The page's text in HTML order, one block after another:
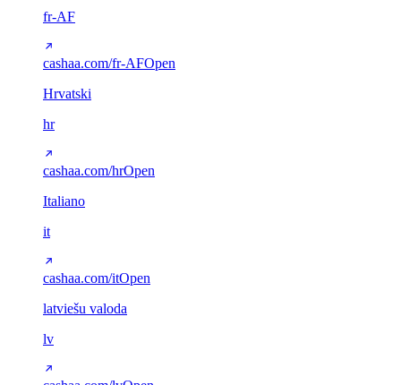
fr-AF
cashaa.com/fr-AFOpen
Hrvatski
hr
cashaa.com/hrOpen
Italiano
it
cashaa.com/itOpen
latviešu valoda
lv